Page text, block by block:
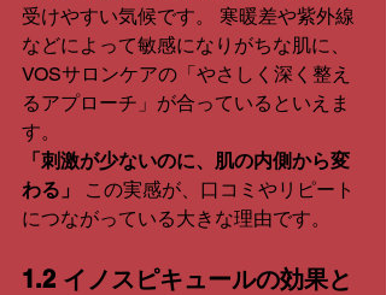
受けやすい気候です。 寒暖差や紫外線
などによって敏感になりがちな肌に、
VOSサロンケアの「やさしく深く整え
るアプローチ」が合っているといえま
す。
「刺激が少ないのに、肌の内側から変
わる」
この実感が、口コミやリピート
につながっている大きな理由です。
1.2 イノスピキュールの効果と